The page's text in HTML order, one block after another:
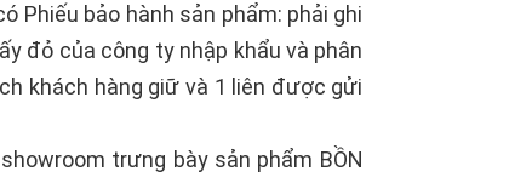
Phiếu bảo hành sản phẩm: phải ghi
đỏ của công ty nhập khẩu và phân
khách hàng giữ và 1 liên được gửi
trưng bày sản phẩm BỒN